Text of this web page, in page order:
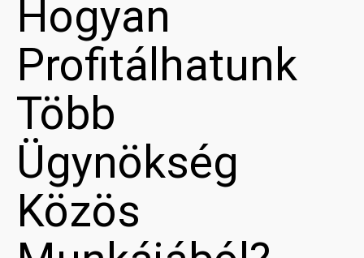
Hogyan
Profitálhatunk
Több
Ügynökség
Közös